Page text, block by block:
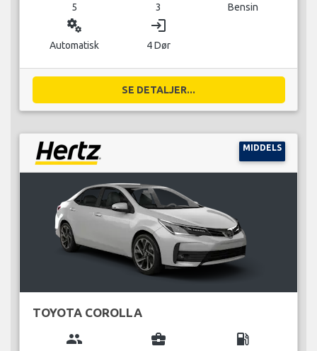
5 3 Bensin
miscellaneous_services
Automatisk
login
4 Dør
SE DETALJER...
MIDDELS
TOYOTA COROLLA
group business_center local_gas_station